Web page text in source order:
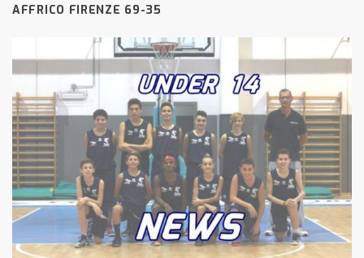
AFFRICO FIRENZE 69-35